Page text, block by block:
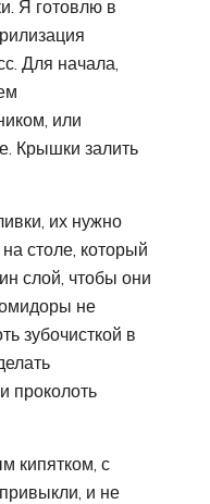
Я готовлю в
Для начала,
или
Крышки залить
их нужно
столе, который
слой, чтобы они
не
зубочисткой в
проколоть
кипятком, с
и не